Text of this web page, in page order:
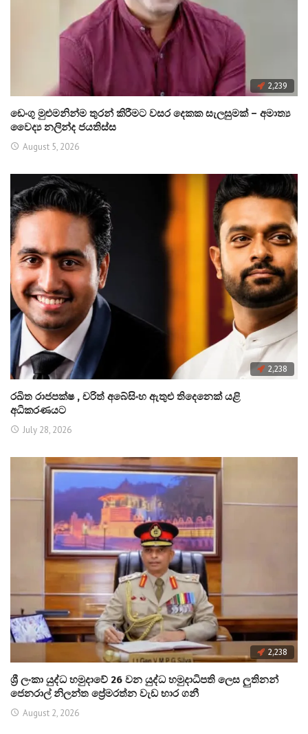
2,239
ඩෙංගු මුළුමනින්ම තුරන් කිරීමට වසර දෙකක සැලසුමක් – අමාත්‍ය
වෛද්‍ය නලින්ද ජයතිස්ස
August 5, 2026
2,238
රඛිත රාජපක්ෂ , චරිත් අබේසිංහ ඇතුළු තිදෙනෙක් යළි
අධිකරණයට
July 28, 2026
2,238
ශ්‍රී ලංකා යුද්ධ හමුදාවේ 26 වන යුද්ධ හමුදාධිපති ලෙස ලුතිනන්
ජෙනරාල් නිලන්ත ප්‍රේමරත්න වැඩ භාර ගනී
August 2, 2026